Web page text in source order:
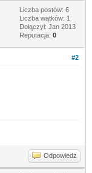
Liczba postów: 6
Liczba wątków: 1
Dołączył: Jan 2013
Reputacja: 0
#2
Odpowiedz